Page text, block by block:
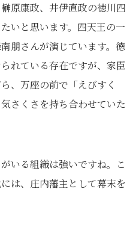
原康政、井伊直政の徳川四
いと思います。四天王の一
朋さんが演じています。徳
れている存在ですが、家臣
、万座の前で「えびすく
さくさを持ち合わせていた
いる組織は強いですね。こ
は、庄内藩主として幕末を